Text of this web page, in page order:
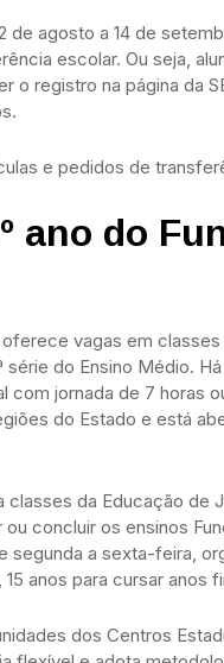
de agosto a 14 de
escolar. Ou seja,
o registro na página da
e pedidos de
ano do
vagas em
série do Ensino Médio.
jornada de 7 horas
do Estado e está
classes da Educação de
concluir os ensinos
segunda a sexta-feira,
anos para cursar anos
dos Centros